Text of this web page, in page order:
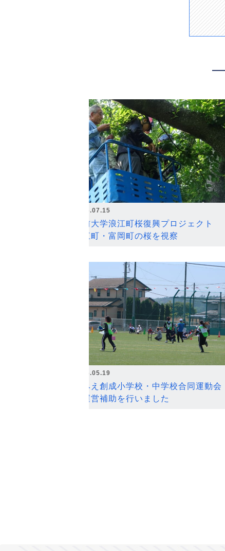
2026.07.15
弘前大学浪江町桜復興プロジェクト
浪江町・富岡町の桜を視察
2026.05.19
なみえ創成小学校・中学校合同運動会
の運営補助を行いました